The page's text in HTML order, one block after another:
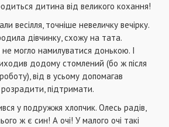
дитина від великого кохання!
весілля, точніше невеличку вечірку.
дівчинку, схожу на тата.
могло намилуватися донькою. І
додому стомлений (бо ж після
від в усьому допомагав
підтримати.
у подружжя хлопчик. Олесь радів,
ж є син! А очі! У малого очі такі